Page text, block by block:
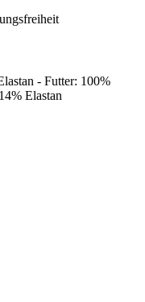
- Futter: 100%
Elastan